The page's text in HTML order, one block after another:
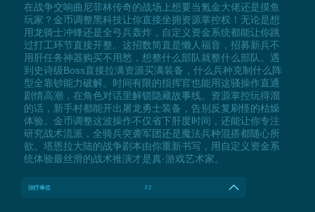
在战争交响曲尼菲林传奇的战场上想要当氪金大佬还是摸鱼
玩家？金币调整黑科技让你直接坐拥资源掌控权！无论是想
用龙骑士冲锋还是全弓兵轰炸，自定义资金系统都能让你跳
过打工环节直接开整。这招数简直是懒人福音，招募新兵不
用肝任务神器购买不用愁，想整什么部队就整什么部队。遇
到史诗级Boss直接拉满资源买满装备，什么兵种克制什么阵
型全靠钞能力破解。时间有限的指挥官也能用这骚操作直通
剧情高潮，在角色对话里解锁隐藏故事线。资源掌控玩得溜
的话，新手村都能开出屠龙勇士装备，告别反复刷怪的枯燥
体验。金币调整这波操作不仅省下肝度时间，还能让你专注
研究战术流派，全骑兵突袭军团还是魔法兵种混搭都随心所
欲。塔恩拉大陆的战争剧本由你重新书写，用自定义资金系
统体验最丝滑的战术推演才是真·游戏艺术家。
治疗单位 F2